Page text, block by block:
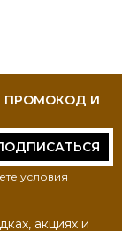
ПРОМОКОД И
условия
акциях и